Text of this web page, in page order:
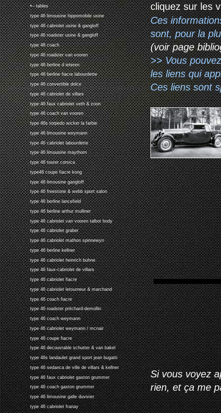
•-- tables
type 46 limousine hippomobile usine
type 46 cabriolet usine & gangloff
type 46 roadster usine & gangloff
type 46 coach
type 46 roadster van vooren
type 46 berline d ieteren
type 46 berline fiacre labourdette
type 46 convertible dolce
type 46 cabriolet de villars
type 46 faux cabriolet veth & zoon
type 46 coach van vooren
type 46s torpedo wicker la farbie
type 46 limousine weymann
type 46 cabriolet labourdette
type 46 limousine maythorn
type 46 tourer corsica
type46 coupe fiacre kong
type 46 limousine gangloff
type 46 freestone & webb sport salon
type 46 berline lancefield
type 46 berline arthur mulliner
type 46 cabriolet van vooren talbot body
type 46 cabriolet graber
type 46 cabriolet mathon spinnewyn
type 46 berline kellner
type 46 cabriolet heinrich buhne
type 46 faux-cabriolet de villars
type 46 cabriolet fiacre
type 46 cabriolet letourneur & marchand
type 46 coach fiacre
type 46 roadster pritchard-demollin
type 46 coach weymann
type 46 cabriolet weymann / mcnair
type 46 coupe fiacre
type 46 decouvrable schutter & van bakel
type 46s landaulet grand sport jean bugatti
type 46 sedanca de ville de villars & kellner
type 46 faux cabriolet gaston grummer
type 46 coach gaston grummer
type 46 limousine galle duvivier
type 46 cabriolet franay
cliquez sur les
Ces
sont, pour la
(voir page
>> Vous
les liens qui
Ces liens sont
Si vous voyez
rien, et ça me